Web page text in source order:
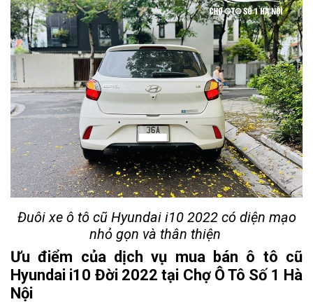
Đuôi xe ô tô cũ Hyundai i10 2022 có diện mạo
nhỏ gọn và thân thiện
Ưu điểm của dịch vụ mua bán ô tô cũ
Hyundai i10 Đời 2022 tại Chợ Ô Tô Số 1 Hà
Nội